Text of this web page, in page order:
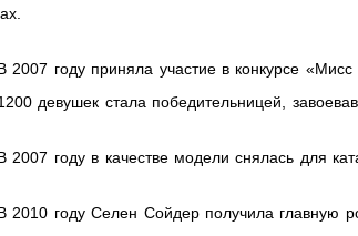
2007 году приняла участие в конкурсе
девушек стала победительницей,
2007 году в качестве модели снялась для
2010 году Селен Сойдер получила главную